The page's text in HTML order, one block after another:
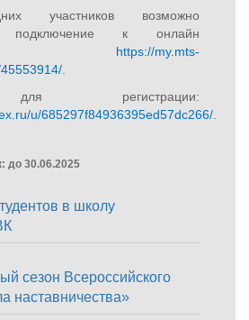
участников возможно
подключение к онлайн
https://my.mts-
регистрации:
u/685297f84936395ed57dc266/
до 30.06.2025
в школу
сезон Всероссийского
наставничества»